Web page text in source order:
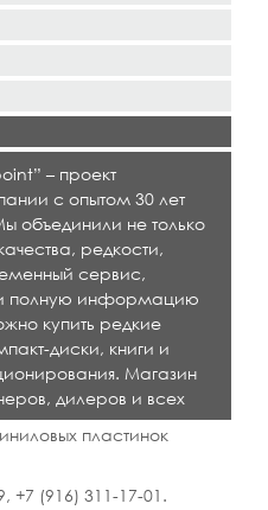
– проект
с опытом 30 лет
объединили не только
редкости,
сервис,
и полную информацию
купить редкие
диски, книги и
Магазин
дилеров и всех
музыку.
пластинок
, +7 (916) 311-17-01 .